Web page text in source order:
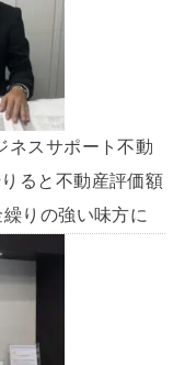
ネスサポート不動
ると不動産評価額
りの強い味方に